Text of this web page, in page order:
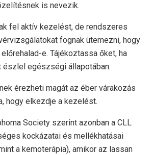
is nevezik.
fel aktív kezelést, de rendszeres
fognak ütemezni, hogy
e. Tájékoztassa őket, ha
észlel egészségi állapotában.
érezheti magát az éber várakozás
hogy elkezdje a kezelést.
Society szerint azonban a CLL
kockázatai és mellékhatásai
a kemoterápia), amikor az lassan